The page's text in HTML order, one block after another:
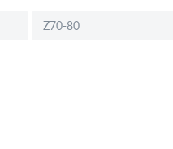
Z70-80